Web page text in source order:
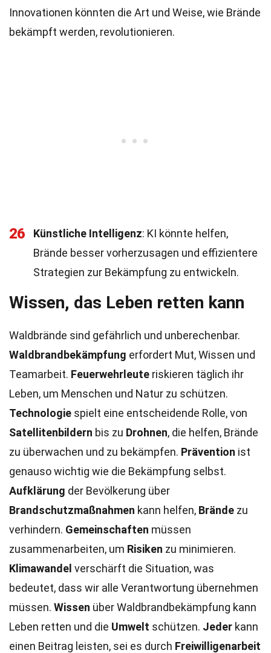
Innovationen könnten die Art und Weise, wie Brände
bekämpft werden, revolutionieren.
26 Künstliche Intelligenz: KI könnte helfen,
Brände besser vorherzusagen und effizientere
Strategien zur Bekämpfung zu entwickeln.
Wissen, das Leben retten kann
Waldbrände sind gefährlich und unberechenbar.
Waldbrandbekämpfung erfordert Mut, Wissen und
Teamarbeit. Feuerwehrleute riskieren täglich ihr
Leben, um Menschen und Natur zu schützen.
Technologie spielt eine entscheidende Rolle, von
Satellitenbildern bis zu Drohnen, die helfen, Brände
zu überwachen und zu bekämpfen. Prävention ist
genauso wichtig wie die Bekämpfung selbst.
Aufklärung der Bevölkerung über
Brandschutzmaßnahmen kann helfen, Brände zu
verhindern. Gemeinschaften müssen
zusammenarbeiten, um Risiken zu minimieren.
Klimawandel verschärft die Situation, was
bedeutet, dass wir alle Verantwortung übernehmen
müssen. Wissen über Waldbrandbekämpfung kann
Leben retten und die Umwelt schützen. Jeder kann
einen Beitrag leisten, sei es durch Freiwilligenarbeit